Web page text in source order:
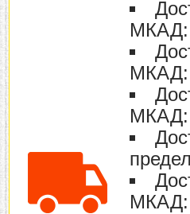
МКАД:
МКАД:
МКАД:
МКАД: